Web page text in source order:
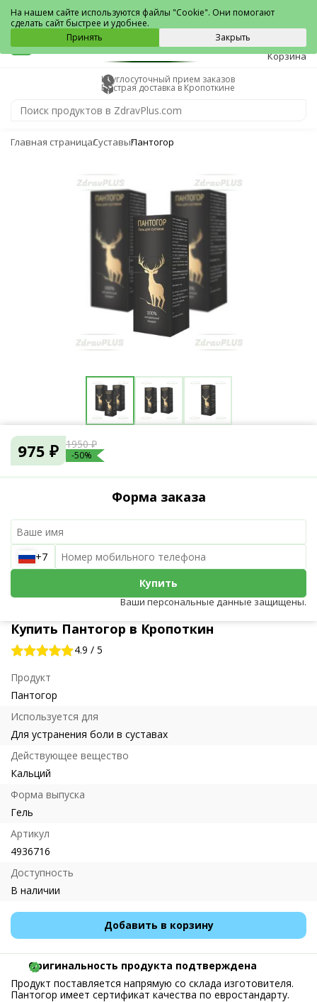
Кропоткин
0
Корзина
Круглосуточный прием заказов
Быстрая доставка в Кропоткине
Главная страницаСуставыПантогор
Купить Пантогор в Кропоткин
4.9 / 5
Продукт
Пантогор
Используется для
Для устранения боли в суставах
Действующее вещество
Кальций
Форма выпуска
Гель
Артикул
4936716
Доступность
В наличии
Добавить в корзину
975 ₽ 1950 ₽
-50%
Форма заказа
+7
Купить
Ваши персональные данные защищены.
Оригинальность продукта подтверждена
Продукт поставляется напрямую со склада изготовителя.
Пантогор имеет сертификат качества по евростандарту.
На нашем сайте используются файлы "Cookie". Они помогают
сделать сайт быстрее и удобнее.
Принять
Закрыть